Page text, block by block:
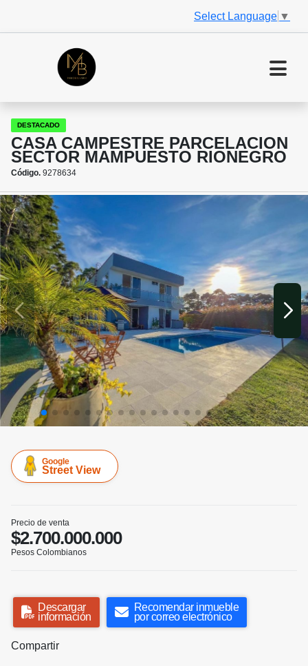
Select Language ▼
DESTACADO
CASA CAMPESTRE PARCELACION
SECTOR MAMPUESTO RIONEGRO
Código. 9278634
Google
Street View
Precio de venta
$2.700.000.000
Pesos Colombianos
Descargar
información
Recomendar inmueble
por correo electrónico
Compartir